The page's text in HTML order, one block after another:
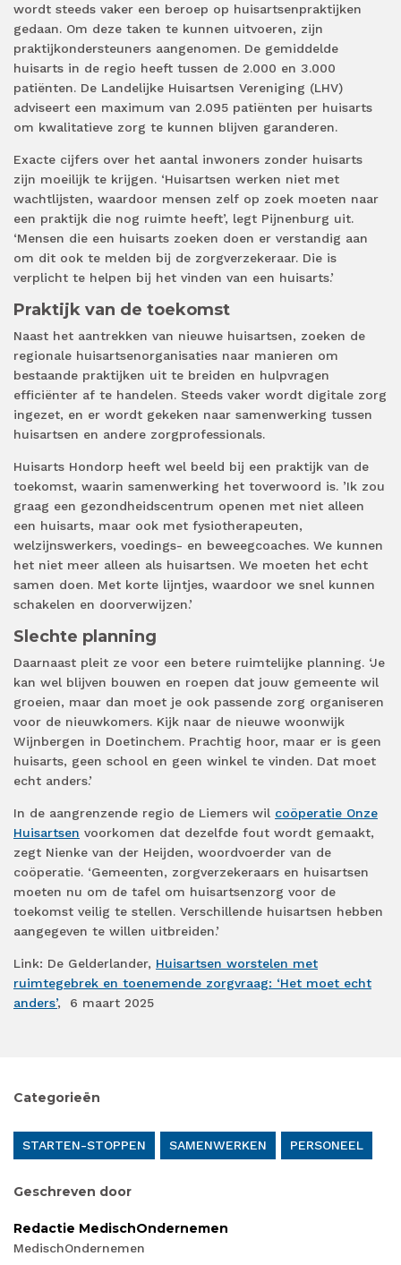
wordt steeds vaker een beroep op huisartsenpraktijken
gedaan. Om deze taken te kunnen uitvoeren, zijn
praktijkondersteuners aangenomen. De gemiddelde
huisarts in de regio heeft tussen de 2.000 en 3.000
patiënten. De Landelijke Huisartsen Vereniging (LHV)
adviseert een maximum van 2.095 patiënten per huisarts
om kwalitatieve zorg te kunnen blijven garanderen.
Exacte cijfers over het aantal inwoners zonder huisarts
zijn moeilijk te krijgen. ‘Huisartsen werken niet met
wachtlijsten, waardoor mensen zelf op zoek moeten naar
een praktijk die nog ruimte heeft’, legt Pijnenburg uit.
‘Mensen die een huisarts zoeken doen er verstandig aan
om dit ook te melden bij de zorgverzekeraar. Die is
verplicht te helpen bij het vinden van een huisarts.’
Praktijk van de toekomst
Naast het aantrekken van nieuwe huisartsen, zoeken de
regionale huisartsenorganisaties naar manieren om
bestaande praktijken uit te breiden en hulpvragen
efficiënter af te handelen. Steeds vaker wordt digitale zorg
ingezet, en er wordt gekeken naar samenwerking tussen
huisartsen en andere zorgprofessionals.
Huisarts Hondorp heeft wel beeld bij een praktijk van de
toekomst, waarin samenwerking het toverwoord is. ’Ik zou
graag een gezondheidscentrum openen met niet alleen
een huisarts, maar ook met fysiotherapeuten,
welzijnswerkers, voedings- en beweegcoaches. We kunnen
het niet meer alleen als huisartsen. We moeten het echt
samen doen. Met korte lijntjes, waardoor we snel kunnen
schakelen en doorverwijzen.’
Slechte planning
Daarnaast pleit ze voor een betere ruimtelijke planning. ‘Je
kan wel blijven bouwen en roepen dat jouw gemeente wil
groeien, maar dan moet je ook passende zorg organiseren
voor de nieuwkomers. Kijk naar de nieuwe woonwijk
Wijnbergen in Doetinchem. Prachtig hoor, maar er is geen
huisarts, geen school en geen winkel te vinden. Dat moet
echt anders.’
In de aangrenzende regio de Liemers wil coöperatie Onze
Huisartsen voorkomen dat dezelfde fout wordt gemaakt,
zegt Nienke van der Heijden, woordvoerder van de
coöperatie. ‘Gemeenten, zorgverzekeraars en huisartsen
moeten nu om de tafel om huisartsenzorg voor de
toekomst veilig te stellen. Verschillende huisartsen hebben
aangegeven te willen uitbreiden.’
Link: De Gelderlander, Huisartsen worstelen met
ruimtegebrek en toenemende zorgvraag: ‘Het moet echt
anders’, 6 maart 2025
Categorieën
STARTEN-STOPPEN SAMENWERKEN PERSONEEL
Geschreven door
Redactie MedischOndernemen
MedischOndernemen